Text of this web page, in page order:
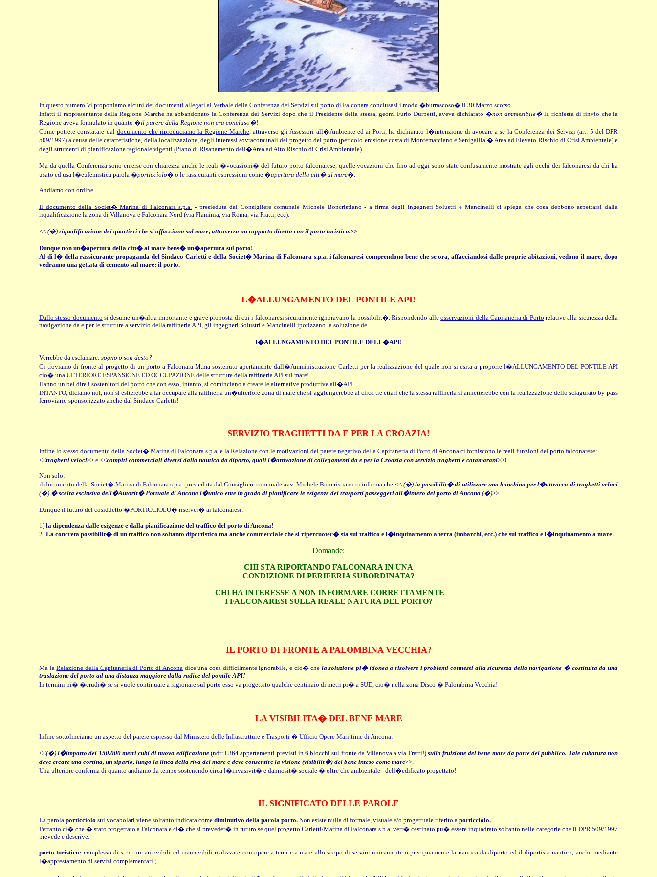
In questo numero Vi proponiamo alcuni dei documenti allegati al Verbale della Conferenza dei Servizi sul porto di Falconara conclusasi i modo �burrascoso� il 30 Marzo scorso.
Infatti il rappresentante della Regione Marche ha abbandonato la Conferenza dei Servizi dopo che il Presidente della stessa, geom. Furio Durpetti, aveva dichiarato �non ammissibile�la richiesta di rinvio che la
Regione aveva formulato in quanto �il parere della Regione non era concluso�!
Come potrete constatare dal documento che riproduciamo la Regione Marche, attraverso gli Assessori all�Ambiente ed ai Porti, ha dichiarato l�intenzione di avocare a se la Conferenza dei Servizi (art. 5 del DPR
509/1997) a causa delle caratteristiche, della localizzazione, degli interessi sovracomunali del progetto del porto (pericolo erosione costa di Montemarciano e Senigallia � Area ad Elevato Rischio di Crisi Ambientale) e
degli strumenti di pianificazione regionale vigenti (Piano di Risanamento dell�Area ad Alto Rischio di Crisi Ambientale).
Ma da quella Conferenza sono emerse con chiarezza anche le reali �vocazioni� del futuro porto falconarese, quelle vocazioni che fino ad oggi sono state confusamente mostrate agli occhi dei falconaresi da chi ha
usato ed usa l�eufemistica parola �porticciolo� o le rassicuranti espressioni come �apertura della citt� al mare�.
Andiamo con ordine.
Il documento della Societ� Marina di Falconara s.p.a. - presieduta dal Consigliere comunale Michele Boncristiano - a firma degli ingegneri Solustri e Mancinelli ci spiega che cosa debbono aspettarsi dalla
riqualificazione la zona di Villanova e Falconara Nord (via Flaminia, via Roma, via Fratti, ecc):
<< (�) riqualificazione dei quartieri che si affacciano sul mare, attraverso un rapporto diretto con il porto turistico.>>
Dunque non un�apertura della citt� al mare bens� un�apertura sul porto!
Al di l� della rassicurante propaganda del Sindaco Carletti e della Societ� Marina di Falconara s.p.a. i falconaresi comprendono bene che se ora, affacciandosi dalle proprie abitazioni, vedono il mare, dopo
vedranno una gettata di cemento sul mare: il porto.
L�ALLUNGAMENTO DEL PONTILE API!
Dallo stesso documento si desume un�altra importante e grave proposta di cui i falconaresi sicuramente ignoravano la possibilit�. Rispondendo alleosservazioni della Capitaneria di Porto relative alla sicurezza della
navigazione da e per le strutture a servizio della raffineria API, gli ingegneri Solustri e Mancinelli ipotizzano la soluzione de
l�ALLUNGAMENTO DEL PONTILE DELL�API!
Verrebbe da esclamare: sogno o son desto?
Ci troviamo di fronte al progetto di un porto a Falconara M.ma sostenuto apertamente dall�Amministrazione Carletti per la realizzazione del quale non si esita a proporre l�ALLUNGAMENTO DEL PONTILE API
cio� una ULTERIORE ESPANSIONE ED OCCUPAZIONE delle strutture della raffineria API sul mare!
Hanno un bel dire i sostenitori del porto che con esso, intanto, si cominciano a creare le alternative produttive all�API.
INTANTO, diciamo noi, non si esiterebbe a far occupare alla raffineria un�ulteriore zona di mare che si aggiungerebbe ai circa tre ettari che la stessa raffineria si annetterebbe con la realizzazione dello sciagurato by-pass
ferroviario sponsorizzato anche dal Sindaco Carletti!
SERVIZIO TRAGHETTI DA E PER LA CROAZIA!
Infine lo stesso documento della Societ� Marina di Falconara s.p.a. e la Relazione con le motivazioni del parere negativo della Capitaneria di Porto di Ancona ci forniscono le reali funzioni del porto falconarese:
<<traghetti veloci>> e <<compiti commerciali diversi dalla nautica da diporto, quali l�attivazione di collegamenti da e per la Croazia con servizio traghetti e catamarani>>!
Non solo:
il documento della Societ� Marina di Falconara s.p.a. presieduta dal Consigliere comunale avv. Michele Boncristiano ci informa che << (�)la possibilit� di utilizzare una banchina per l�attracco di traghetti veloci
(�) � scelta esclusiva dell�Autorit� Portuale di Ancona l�unico ente in grado di pianificare le esigenze dei trasporti passeggeri all�intero del porto di Ancona (�)>>.
Dunque il futuro del cosiddetto �PORTICCIOLO� riserver� ai falconaresi:
1] la dipendenza dalle esigenze e dalla pianificazione del traffico del porto di Ancona!
2] La concreta possibilit� di un traffico non soltanto diportistico ma anche commerciale che si ripercuoter� sia sul traffico e l�inquinamento a terra (imbarchi, ecc.) che sul traffico e l�inquinamento a mare!
Domande:
CHI STA RIPORTANDO FALCONARA IN UNA
CONDIZIONE DI PERIFERIA SUBORDINATA?
CHI HA INTERESSE A NON INFORMARE CORRETTAMENTE
I FALCONARESI SULLA REALE NATURA DEL PORTO?
IL PORTO DI FRONTE A PALOMBINA VECCHIA?
Ma laRelazione della Capitaneria di Porto di Ancona dice una cosa difficilmente ignorabile, e cio� che la soluzione pi� idonea a risolvere i problemi connessi alla sicurezza della navigazione � costituita da una
traslazione del porto ad una distanza maggiore dalla radice del pontile API!
In termini pi� �crudi� se si vuole continuare a ragionare sul porto esso va progettato qualche centinaio di metri pi� a SUD, cio� nella zona Disco � Palombina Vecchia!
LA VISIBILITA� DEL BENE MARE
Infine sottolineiamo un aspetto del parere espresso dal Ministero delle Infrastrutture e Trasporti � Ufficio Opere Marittime di Ancona:
<<(�)l�impatto dei 150.000 metri cubi di nuova edificazione (ndr: i 364 appartamenti previsti in 6 blocchi sul fronte da Villanova a via Fratti!) sulla fruizione del bene mare da parte del pubblico. Tale cubatura non
deve creare una cortina, un sipario, lungo la linea della riva del mare e deve consentire la visione (visibilit�) del bene inteso come mare>>.
Una ulteriore conferma di quanto andiamo da tempo sostenendo circa l�invasivit� e dannosit� sociale � oltre che ambientale - dell�edificato progettato!
IL SIGNIFICATO DELLE PAROLE
La parola porticciolo sui vocabolari viene soltanto indicata come diminutivo della parola porto. Non esiste nulla di formale, visuale e/o progettuale riferito a porticciolo.
Pertanto ci� che � stato progettato a Falconara e ci� che si preveder� in futuro se quel progetto Carletti/Marina di Falconara s.p.a. verr� cestinato pu� essere inquadrato soltanto nelle categorie che il DPR 509/1997
prevede e descrive:
porto turistico: complesso di strutture amovibili ed inamovibili realizzate con opere a terra e a mare allo scopo di servire unicamente o precipuamente la nautica da diporto ed il diportista nautico, anche mediante
l�apprestamento di servizi complementari.;